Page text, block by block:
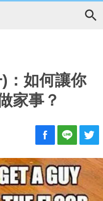
：如何讓你
家事？